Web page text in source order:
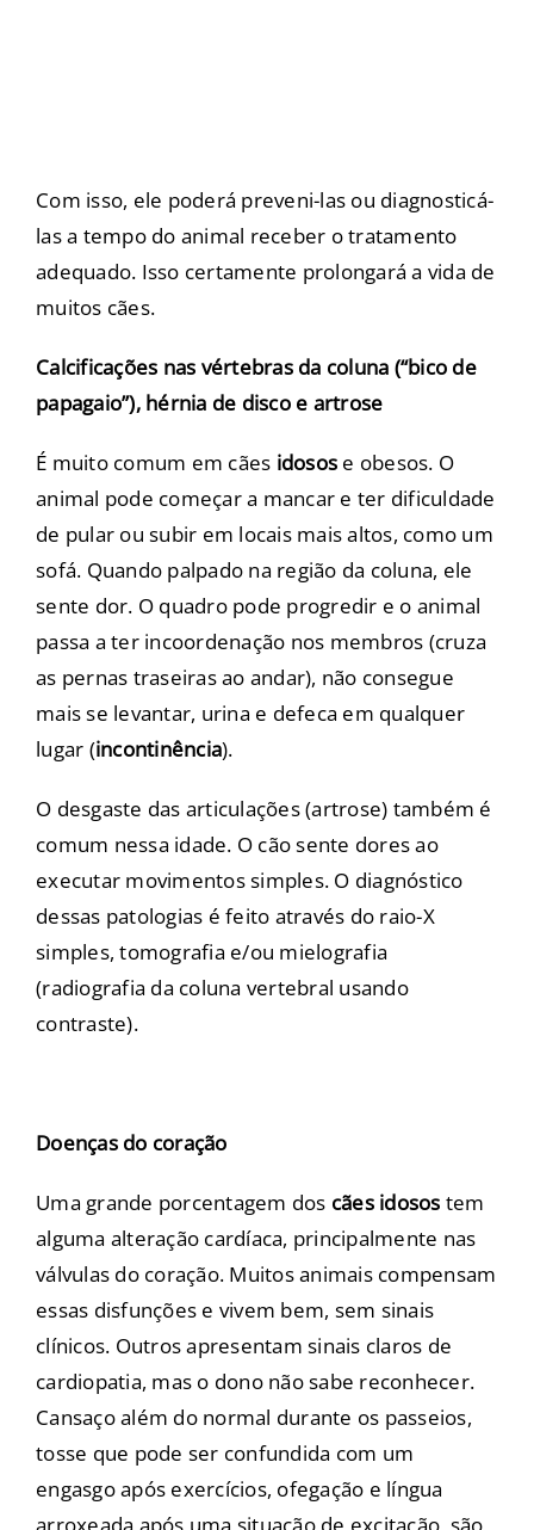
Com isso, ele poderá preveni-las ou diagnosticá-
las a tempo do animal receber o tratamento
adequado. Isso certamente prolongará a vida de
muitos cães.
Calcificações nas vértebras da coluna (“bico de
papagaio”), hérnia de disco e artrose
É muito comum em cães idosos e obesos. O
animal pode começar a mancar e ter dificuldade
de pular ou subir em locais mais altos, como um
sofá. Quando palpado na região da coluna, ele
sente dor. O quadro pode progredir e o animal
passa a ter incoordenação nos membros (cruza
as pernas traseiras ao andar), não consegue
mais se levantar, urina e defeca em qualquer
lugar (incontinência).
O desgaste das articulações (artrose) também é
comum nessa idade. O cão sente dores ao
executar movimentos simples. O diagnóstico
dessas patologias é feito através do raio-X
simples, tomografia e/ou mielografia
(radiografia da coluna vertebral usando
contraste).
Doenças do coração
Uma grande porcentagem dos cães idosos tem
alguma alteração cardíaca, principalmente nas
válvulas do coração. Muitos animais compensam
essas disfunções e vivem bem, sem sinais
clínicos. Outros apresentam sinais claros de
cardiopatia, mas o dono não sabe reconhecer.
Cansaço além do normal durante os passeios,
tosse que pode ser confundida com um
engasgo após exercícios, ofegação e língua